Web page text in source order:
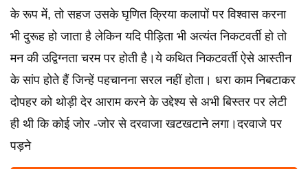
के रूप में, तो सहज उसके घृणित क्रिया कलापों पर विश्वास करना
भी दुरूह हो जाता है लेकिन यदि पीड़िता भी अत्यंत निकटवर्ती हो तो
मन की उद्विग्नता चरम पर होती है।ये कथित निकटवर्ती ऐसे आस्तीन
के सांप होते हैं जिन्हें पहचानना सरल नहीं होता। धरा काम निबटाकर
दोपहर को थोड़ी देर आराम करने के उद्देश्य से अभी बिस्तर पर लेटी
ही थी कि कोई जोर -जोर से दरवाजा खटखटाने लगा।दरवाजे पर
पड़ने